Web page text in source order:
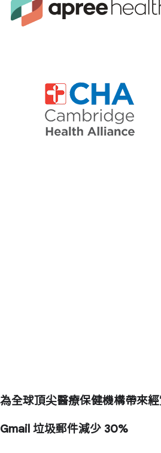
為全球頂尖醫療保健機構帶來
Gmail 垃圾郵件減少 30%